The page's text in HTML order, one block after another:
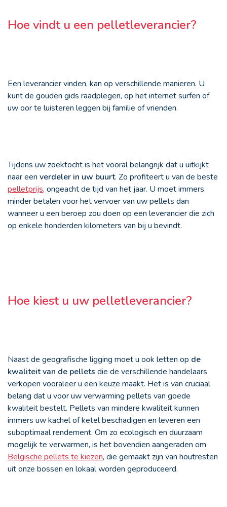
Hoe vindt u een pelletleverancier?
Een leverancier vinden, kan op verschillende manieren. U
kunt de gouden gids raadplegen, op het internet surfen of
uw oor te luisteren leggen bij familie of vrienden.
Tijdens uw zoektocht is het vooral belangrijk dat u uitkijkt
naar een verdeler in uw buurt. Zo profiteert u van de beste
pelletprijs, ongeacht de tijd van het jaar. U moet immers
minder betalen voor het vervoer van uw pellets dan
wanneer u een beroep zou doen op een leverancier die zich
op enkele honderden kilometers van bij u bevindt.
Hoe kiest u uw pelletleverancier?
Naast de geografische ligging moet u ook letten op de
kwaliteit van de pellets die de verschillende handelaars
verkopen vooraleer u een keuze maakt. Het is van cruciaal
belang dat u voor uw verwarming pellets van goede
kwaliteit bestelt. Pellets van mindere kwaliteit kunnen
immers uw kachel of ketel beschadigen en leveren een
suboptimaal rendement. Om zo ecologisch en duurzaam
mogelijk te verwarmen, is het bovendien aangeraden om
Belgische pellets te kiezen, die gemaakt zijn van houtresten
uit onze bossen en lokaal worden geproduceerd.